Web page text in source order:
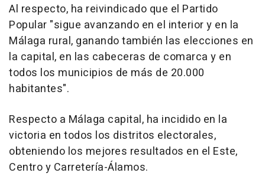
Al respecto, ha reivindicado que el Partido
Popular "sigue avanzando en el interior y en la
Málaga rural, ganando también las elecciones en
la capital, en las cabeceras de comarca y en
todos los municipios de más de 20.000
habitantes".
Respecto a Málaga capital, ha incidido en la
victoria en todos los distritos electorales,
obteniendo los mejores resultados en el Este,
Centro y Carretería-Álamos.